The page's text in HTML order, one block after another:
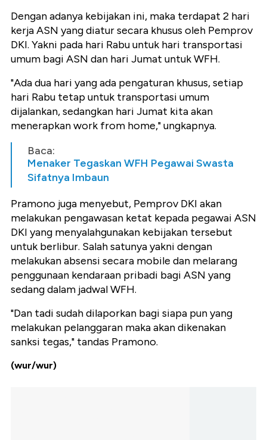
Dengan adanya kebijakan ini, maka terdapat 2 hari
kerja ASN yang diatur secara khusus oleh Pemprov
DKI. Yakni pada hari Rabu untuk hari transportasi
umum bagi ASN dan hari Jumat untuk WFH.
"Ada dua hari yang ada pengaturan khusus, setiap
hari Rabu tetap untuk transportasi umum
dijalankan, sedangkan hari Jumat kita akan
menerapkan work from home," ungkapnya.
Baca:
Menaker Tegaskan WFH Pegawai Swasta
Sifatnya Imbaun
Pramono juga menyebut, Pemprov DKI akan
melakukan pengawasan ketat kepada pegawai ASN
DKI yang menyalahgunakan kebijakan tersebut
untuk berlibur. Salah satunya yakni dengan
melakukan absensi secara mobile dan melarang
penggunaan kendaraan pribadi bagi ASN yang
sedang dalam jadwal WFH.
"Dan tadi sudah dilaporkan bagi siapa pun yang
melakukan pelanggaran maka akan dikenakan
sanksi tegas," tandas Pramono.
(wur/wur)